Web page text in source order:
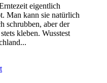
eigentlich
Man kann sie natürlich
schrubben, aber der
kleben. Wusstest